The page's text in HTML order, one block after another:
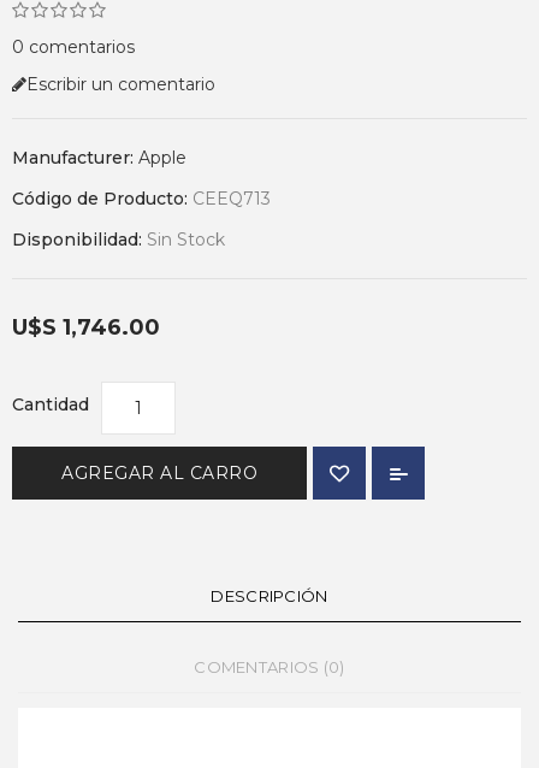
0 comentarios
Escribir un comentario
Manufacturer: Apple
Código de Producto: CEEQ713
Disponibilidad: Sin Stock
U$S 1,746.00
Cantidad
AGREGAR AL CARRO
DESCRIPCIÓN
COMENTARIOS (0)